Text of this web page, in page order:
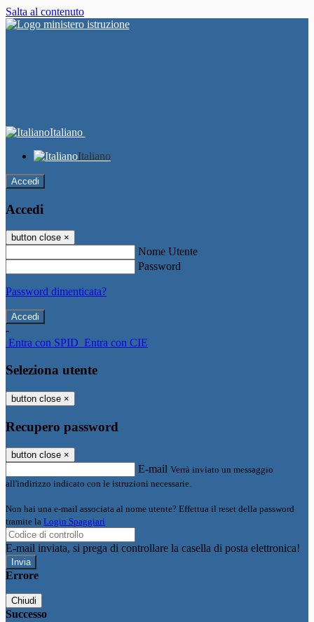
Salta al contenuto
Italiano
Italiano
Accedi
Accedi
button close ×
Nome Utente
Password
Password dimenticata?
-
Entra con SPID Entra con CIE
Seleziona utente
button close ×
Recupero password
button close ×
E-mail Verrà inviato un messaggio
all'indirizzo indicato con le istruzioni necessarie.
Non hai una e-mail associata al nome utente? Effettua il reset della password
tramite la Login Spaggiari
E-mail inviata, si prega di controllare la casella di posta elettronica!
Errore
Chiudi
Successo